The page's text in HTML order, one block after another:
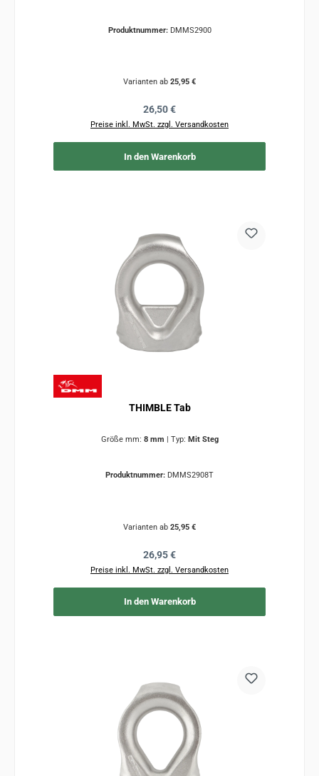
Produktnummer: DMMS2900
Varianten ab 25,95 €
Regulärer Preis:
26,50 €
Preise inkl. MwSt. zzgl. Versandkosten
In den Warenkorb
THIMBLE Tab
Größe mm: 8 mm Typ: Mit Steg
Produktnummer: DMMS2908T
Varianten ab 25,95 €
Regulärer Preis:
26,95 €
Preise inkl. MwSt. zzgl. Versandkosten
In den Warenkorb